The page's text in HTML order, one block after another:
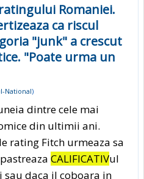
Romaniei.
ca riscul
"junk" a crescut
"Poate urma un
National)
dintre cele mai
din ultimii ani.
rating Fitch urmeaza sa
CALIFICATIVul
daca il coboara in